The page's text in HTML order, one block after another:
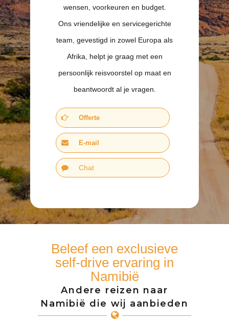
wensen, voorkeuren en budget.
Ons vriendelijke en servicegerichte
team, gevestigd in zowel Europa als
Afrika, helpt je graag met een
persoonlijk reisvoorstel op maat en
beantwoordt al je vragen.
Offerte
E-mail
Chat
Beleef een exclusieve
self-drive ervaring in
Namibië
Andere reizen naar
Namibië die wij aanbieden